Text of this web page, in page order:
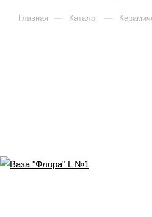
Главная — Каталог —